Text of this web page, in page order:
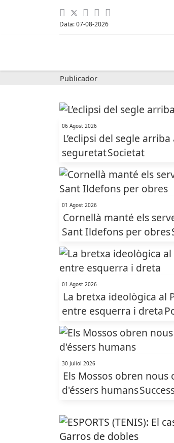
Data: 07-08-2026
Publicador
06 Agost 2026
L’eclipsi del segle
seguretatSocietat
01 Agost 2026
Cornellà manté els
Sant Ildefons per obres
01 Agost 2026
La bretxa ideològica al
entre esquerra i dreta
30 Juliol 2026
Els Mossos obren
d'éssers humans